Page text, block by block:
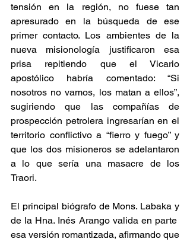
tensión en la región, no fuese tan
apresurado en la búsqueda de ese
primer contacto. Los ambientes de la
nueva misionología justificaron esa
prisa repitiendo que el Vicario
apostólico habría comentado: “Si
nosotros no vamos, los matan a ellos”,
sugiriendo que las compañías de
prospección petrolera ingresarían en el
territorio conflictivo a “fierro y fuego” y
que los dos misioneros se adelantaron
a lo que sería una masacre de los
Traori.
El principal biógrafo de Mons. Labaka y
de la Hna. Inés Arango valida en parte
esa versión romantizada, afirmando que